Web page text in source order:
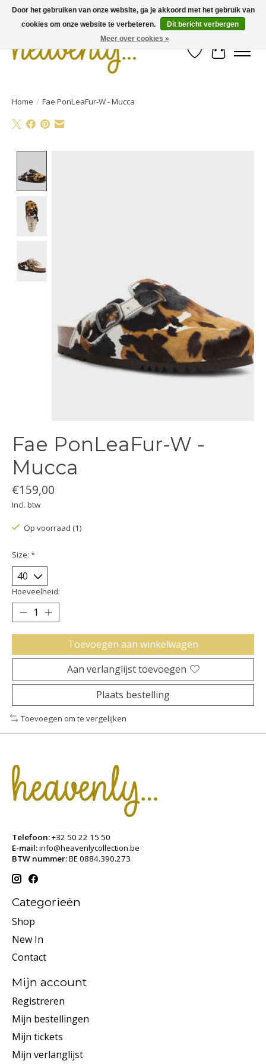
Verlanglijst
Home / Fae PonLeaFur-W - Mucca
Fae PonLeaFur-W -
Mucca
€159,00
Incl. btw
Op voorraad (1)
Size: *
Hoeveelheid:
Toevoegen aan winkelwagen
Aan verlanglijst toevoegen
Plaats bestelling
Toevoegen om te vergelijken
Telefoon:+32 50 22 15 50
E-mail:info@heavenlycollection.be
BTW nummer:BE 0884.390.273
Categorieën
Shop
New In
Contact
Mijn account
Registreren
Mijn bestellingen
Mijn tickets
Mijn verlanglijst
Door het gebruiken van onze website, ga je akkoord met het gebruik van
cookies om onze website te verbeteren.
Dit bericht verbergen
Meer over cookies »